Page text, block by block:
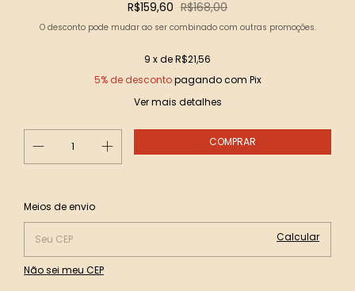
R$159,60 R$168,00
O desconto pode mudar ao ser combinado com outras promoções.
9 x deR$21,56
5% de descontopagando com Pix
Ver mais detalhes
Entregas para o CEP:
Meios de envio
Calcular
Não sei meu CEP